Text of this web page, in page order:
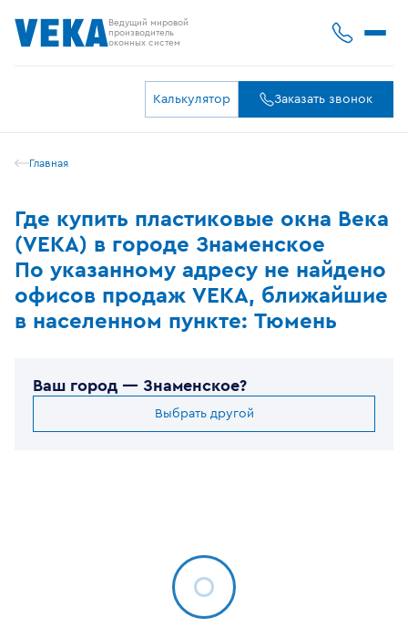
Ведущий мировой
производитель
оконных систем
Калькулятор Заказать звонок
Главная
Где купить пластиковые окна Века
(VEKA) в городе Знаменское
По указанному адресу не найдено
офисов продаж VEKA, ближайшие
в населенном пункте: Тюмень
Ваш город — Знаменское?
Выбрать другой